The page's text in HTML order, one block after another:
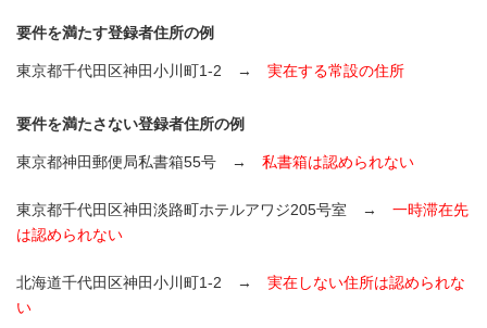
要件を満たす登録者住所の例
東京都千代田区神田小川町1-2 → 実在する常設の住所
要件を満たさない登録者住所の例
東京都神田郵便局私書箱55号 → 私書箱は認められない
東京都千代田区神田淡路町ホテルアワジ205号室 → 一時滞在先
は認められない
北海道千代田区神田小川町1-2 → 実在しない住所は認められな
い